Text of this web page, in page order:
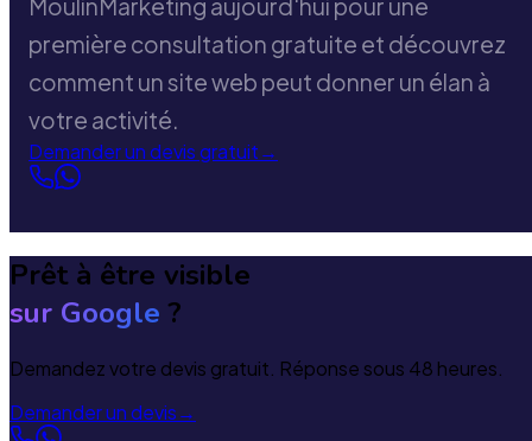
MoulinMarketing aujourd'hui pour une
première consultation gratuite et découvrez
comment un site web peut donner un élan à
votre activité.
Demander un devis gratuit→
Prêt à être visible
sur Google ?
Demandez votre devis gratuit. Réponse sous 48 heures.
Demander un devis→